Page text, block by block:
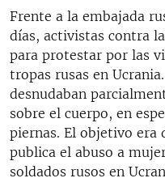
Frente a la embajada
días, activistas contra
para protestar por las
tropas rusas en
desnudaban
sobre el cuerpo, en
piernas. El objetivo era
publica el abuso a
soldados rusos en